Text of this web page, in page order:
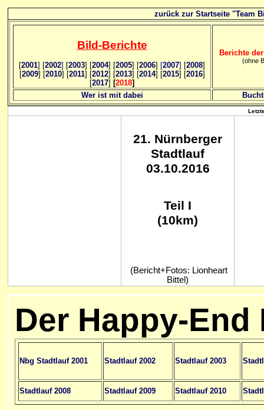
zurück zur Startseite "Team
Bild-Berichte
[2001] [2002] [2003] [2004] [2005] [2006] [2007] [2008]
[2009] [2010] [2011] [2012] [2013] [2014] [2015] [2016]
[2017] [2018]
Berichte
(ohne
Wer ist mit dabei
21. Nürnberger
Stadtlauf
03.10.2016
Teil I
(10km)
(Bericht+Fotos: Lionheart
Bittel)
Der Happy-End
Nbg Stadtlauf 2001 Stadtlauf 2002 Stadtlauf 2003
Stadtlauf 2008 Stadtlauf 2009 Stadtlauf 2010